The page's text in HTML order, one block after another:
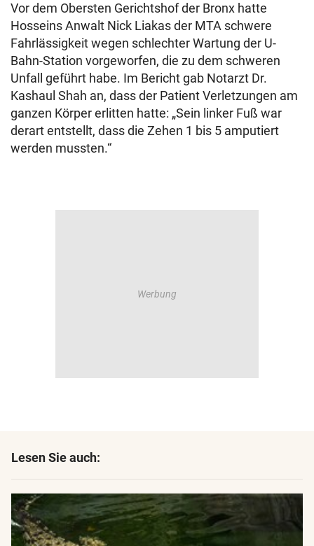
Vor dem Obersten Gerichtshof der Bronx hatte
Hosseins Anwalt Nick Liakas der MTA schwere
Fahrlässigkeit wegen schlechter Wartung der U-
Bahn-Station vorgeworfen, die zu dem schweren
Unfall geführt habe. Im Bericht gab Notarzt Dr.
Kashaul Shah an, dass der Patient Verletzungen am
ganzen Körper erlitten hatte: „Sein linker Fuß war
derart entstellt, dass die Zehen 1 bis 5 amputiert
werden mussten.“
Lesen Sie auch: